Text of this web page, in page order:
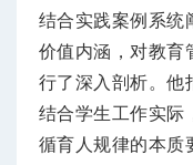
结合实践案例系统
价值内涵，对教育
行了深入剖析。他
结合学生工作实际
循育人规律的本质